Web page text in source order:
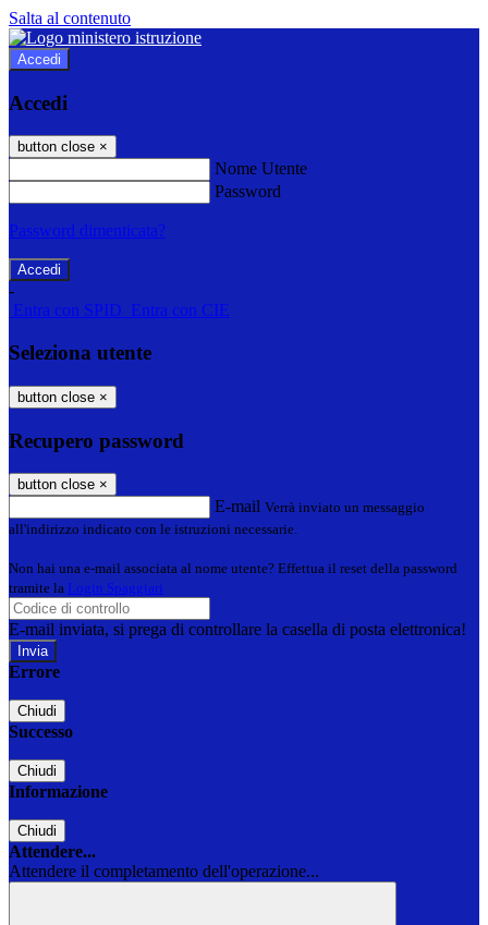
Salta al contenuto
Accedi
Accedi
button close ×
Nome Utente
Password
Password dimenticata?
-
Entra con SPID Entra con CIE
Seleziona utente
button close ×
Recupero password
button close ×
E-mail Verrà inviato un messaggio
all'indirizzo indicato con le istruzioni necessarie.
Non hai una e-mail associata al nome utente? Effettua il reset della password
tramite la Login Spaggiari
E-mail inviata, si prega di controllare la casella di posta elettronica!
Errore
Chiudi
Successo
Chiudi
Informazione
Chiudi
Attendere...
Attendere il completamento dell'operazione...